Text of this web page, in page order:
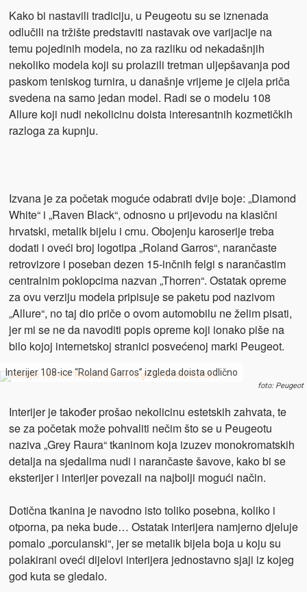
Kako bi nastavili tradiciju, u Peugeotu su se iznenada
odlučili na tržište predstaviti nastavak ove varijacije na
temu pojedinih modela, no za razliku od nekadašnjih
nekoliko modela koji su prolazili tretman uljepšavanja pod
paskom teniskog turnira, u današnje vrijeme je cijela priča
svedena na samo jedan model. Radi se o modelu 108
Allure koji nudi nekolicinu doista interesantnih kozmetičkih
razloga za kupnju.
Izvana je za početak moguće odabrati dvije boje: „Diamond
White“ i „Raven Black“, odnosno u prijevodu na klasični
hrvatski, metalik bijelu i crnu. Obojenju karoserije treba
dodati i oveći broj logotipa „Roland Garros“, narančaste
retrovizore i poseban dezen 15-inčnih felgi s narančastim
centralnim poklopcima nazvan „Thorren“. Ostatak opreme
za ovu verziju modela pripisuje se paketu pod nazivom
„Allure“, no taj dio priče o ovom automobilu ne želim pisati,
jer mi se ne da navoditi popis opreme koji ionako piše na
bilo kojoj internetskoj stranici posvećenoj marki Peugeot.
Interijer 108-ice “Roland Garros” izgleda doista odlično
foto: Peugeot
Interijer je također prošao nekolicinu estetskih zahvata, te
se za početak može pohvaliti nečim što se u Peugeotu
naziva „Grey Raura“ tkaninom koja izuzev monokromatskih
detalja na sjedalima nudi i narančaste šavove, kako bi se
eksterijer i interijer povezali na najbolji mogući način.
Dotična tkanina je navodno isto toliko posebna, koliko i
otporna, pa neka bude… Ostatak interijera namjerno djeluje
pomalo „porculanski“, jer se metalik bijela boja u koju su
polakirani oveći dijelovi interijera jednostavno sjaji iz kojeg
god kuta se gledalo.